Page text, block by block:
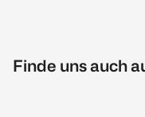
Finde uns auch